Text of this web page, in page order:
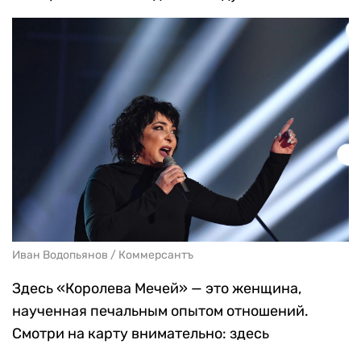
Иван Водопьянов / Коммерсантъ
Здесь «Королева Мечей» — это женщина,
наученная печальным опытом отношений.
Смотри на карту внимательно: здесь